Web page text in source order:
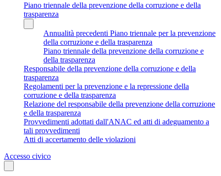
Piano triennale della prevenzione della corruzione e della
trasparenza
Annualità precedenti Piano triennale per la prevenzione
della corruzione e della trasparenza
Piano triennale della prevenzione della corruzione e
della trasparenza
Responsabile della prevenzione della corruzione e della
trasparenza
Regolamenti per la prevenzione e la repressione della
corruzione e della trasparenza
Relazione del responsabile della prevenzione della corruzione
e della trasparenza
Provvedimenti adottati dall'ANAC ed atti di adeguamento a
tali provvedimenti
Atti di accertamento delle violazioni
Accesso civico